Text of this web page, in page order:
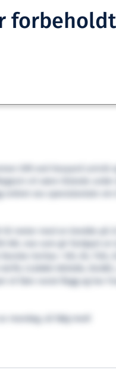
099 ved Havyard Leirvik
vil være tilstede under
ordnet oss spesialavtale om
92 meter med en bredde på
kW, noe som gir fartøyet en
vil føre norsk flagg og har
mandag, så følg med!